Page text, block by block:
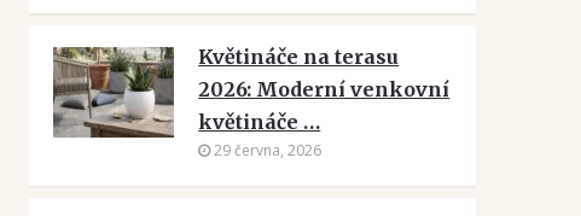
Květináče na terasu
2026: Moderní venkovní
květináče …
29 června, 2026